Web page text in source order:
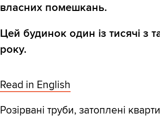
власних помешкань.
Цей будинок один із тисячі з
року.
Read in English
Розірвані труби, затоплені